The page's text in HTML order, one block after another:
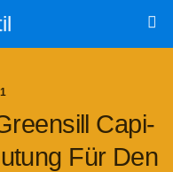
Capi­
Für Den